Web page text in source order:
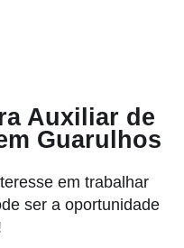
Auxiliar de
Guarulhos
em trabalhar
ser a oportunidade